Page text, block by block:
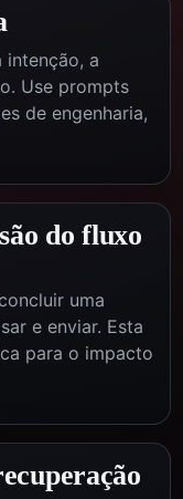
intenção, a
Use prompts
de engenharia,
do fluxo
uma
e enviar. Esta
para o impacto